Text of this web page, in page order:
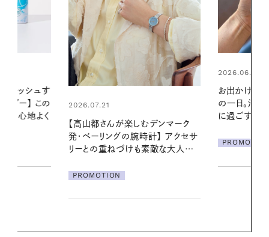
2026.06.01
の一日。汗ばむ季節を「ごきげん」
PROMOTION
2026.06.01
真夏に向け
やりジェルと
地よくうるお